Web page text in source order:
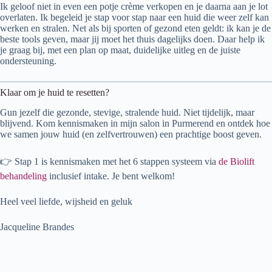
Ik geloof niet in even een potje crème verkopen en je daarna aan je lot
overlaten. Ik begeleid je stap voor stap naar een huid die weer zelf kan
werken en stralen. Net als bij sporten of gezond eten geldt: ik kan je de
beste tools geven, maar jij moet het thuis dagelijks doen. Daar help ik
je graag bij, met een plan op maat, duidelijke uitleg en de juiste
ondersteuning.
Klaar om je huid te resetten?
Gun jezelf die gezonde, stevige, stralende huid. Niet tijdelijk, maar
blijvend. Kom kennismaken in mijn salon in Purmerend en ontdek hoe
we samen jouw huid (en zelfvertrouwen) een prachtige boost geven.
👉 Stap 1 is kennismaken met het 6 stappen systeem via de Biolift
behandeling inclusief intake. Je bent welkom!
Heel veel liefde, wijsheid en geluk
Jacqueline Brandes